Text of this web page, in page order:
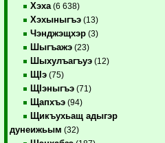
Хэха (6 638)
Хэхыныгъэ (13)
Чэнджэщхэр (3)
Шыгъажэ (23)
Шыхулъагъуэ (12)
ЩIэ (75)
ЩIэныгъэ (71)
Щапхъэ (94)
Щикъухьащ адыгэр
дунеижьым (32)